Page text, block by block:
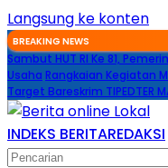
Langsung ke konten
BREAKING NEWS
Sambut HUT RI Ke 81,
Usaha Rangkaian Kegiatan
Target Bareskrim TIPEDTER
INDEKS BERITAREDAKSI